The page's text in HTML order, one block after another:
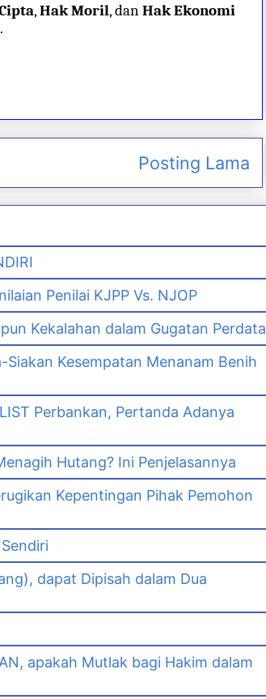
,Hak Moril, danHak Ekonomi
Posting Lama
Penilai KJPP Vs. NJOP
Kekalahan dalam Gugatan Perdata
Siakan Kesempatan Menanam Benih
Perbankan, Pertanda Adanya
Hutang? Ini Penjelasannya
Kepentingan Pihak Pemohon
dapat Dipisah dalam Dua
apakah Mutlak bagi Hakim dalam